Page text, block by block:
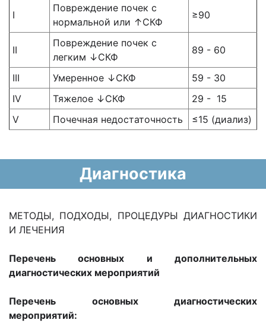
I
Повреждение почек с
нормальной или ↑СКФ
≥90
II
Повреждение почек с
легким ↓СКФ
89 - 60
III Умеренное ↓СКФ
59 - 30
IV
Тяжелое ↓СКФ
29 - 15
V
Почечная недостаточность ≤15 (диализ)
Диагностика
МЕТОДЫ, ПОДХОДЫ, ПРОЦЕДУРЫ ДИАГНОСТИКИ
И ЛЕЧЕНИЯ
Перечень основных и дополнительных
диагностических мероприятий
Перечень основных диагностических
мероприятий: